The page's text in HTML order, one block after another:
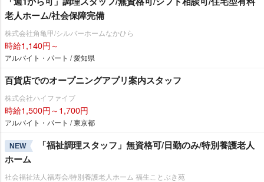
老人ホーム/社会保障完備
株式会社角亀甲/シルバーホームなかひら
時給1,140円～
アルバイト・パート / 愛知県
百貨店でのオープニングアプリ案内スタッフ
株式会社ハイファイブ
時給1,500円～1,700円
アルバイト・パート / 東京都
NEW
「福祉調理スタッフ」無資格可/日勤のみ/特別養護老人
ホーム
社会福祉法人福寿会/特別養護老人ホーム 福生ことぶき苑